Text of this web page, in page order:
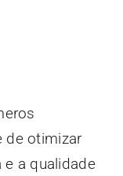
de otimizar
e a qualidade